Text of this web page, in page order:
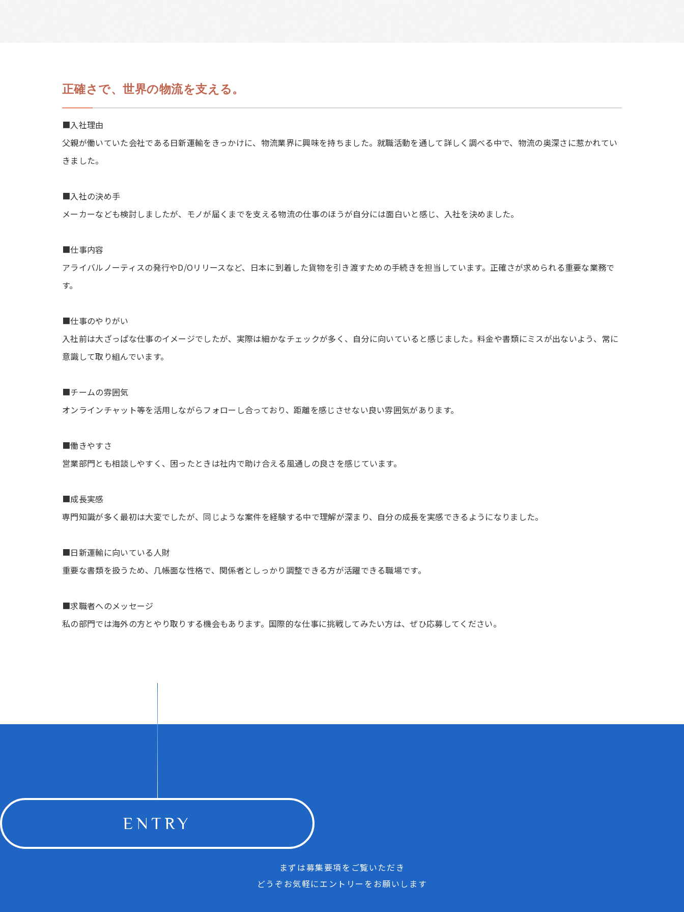
正確さで、世界の物流を支える。
■入社理由
父親が働いていた会社である日新運輸をきっかけに、物流業界に興味を持ちました。就職活動を通して詳しく調べる中で、物流の奥深さに惹かれてい
きました。
■入社の決め手
メーカーなども検討しましたが、モノが届くまでを支える物流の仕事のほうが自分には面白いと感じ、入社を決めました。
■仕事内容
アライバルノーティスの発行やD/Oリリースなど、日本に到着した貨物を引き渡すための手続きを担当しています。正確さが求められる重要な業務で
す。
■仕事のやりがい
入社前は大ざっぱな仕事のイメージでしたが、実際は細かなチェックが多く、自分に向いていると感じました。料金や書類にミスが出ないよう、常に
意識して取り組んでいます。
■チームの雰囲気
オンラインチャット等を活用しながらフォローし合っており、距離を感じさせない良い雰囲気があります。
■働きやすさ
営業部門とも相談しやすく、困ったときは社内で助け合える風通しの良さを感じています。
■成長実感
専門知識が多く最初は大変でしたが、同じような案件を経験する中で理解が深まり、自分の成長を実感できるようになりました。
■日新運輸に向いている人財
重要な書類を扱うため、几帳面な性格で、関係者としっかり調整できる方が活躍できる職場です。
■求職者へのメッセージ
私の部門では海外の方とやり取りする機会もあります。国際的な仕事に挑戦してみたい方は、ぜひ応募してください。
ENTRY
まずは募集要項をご覧いただき
どうぞお気軽にエントリーをお願いします